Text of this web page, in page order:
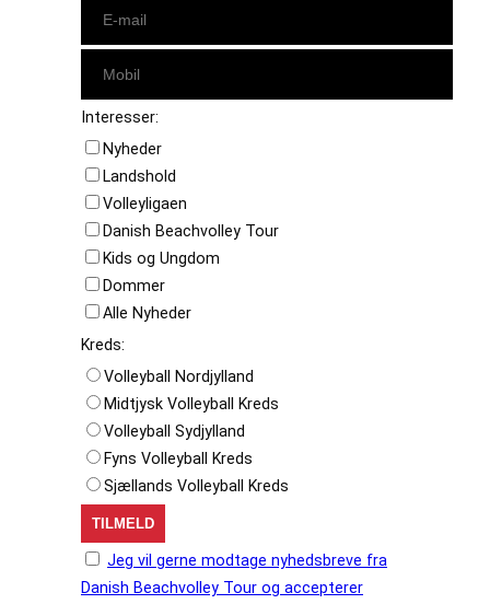
Interesser:
Nyheder
Landshold
Volleyligaen
Danish Beachvolley Tour
Kids og Ungdom
Dommer
Alle Nyheder
Kreds:
Volleyball Nordjylland
Midtjysk Volleyball Kreds
Volleyball Sydjylland
Fyns Volleyball Kreds
Sjællands Volleyball Kreds
Jeg vil gerne modtage nyhedsbreve fra
Danish Beachvolley Tour og accepterer